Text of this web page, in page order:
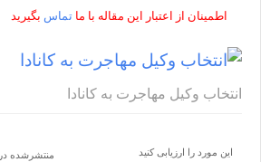
اطمینان از اعتبار این مقاله با ما تماس بگیرید
انتخاب وکیل مهاجرت به کانادا
منتشرشده در
این مورد را ارزیابی کنید